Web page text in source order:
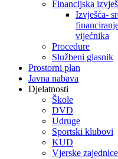
Financijska
Izvješća-
vijećnika
Procedure
Službeni glasnik
Prostorni plan
Javna nabava
Djelatnosti
Škole
DVD
Udruge
Sportski klubovi
KUD
Vjerske zajednice